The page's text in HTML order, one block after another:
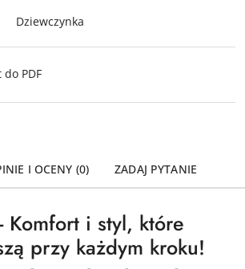
Dziewczynka
PDF
I OCENY (0) ZADAJ PYTANIE
Komfort i styl, które
przy każdym kroku!